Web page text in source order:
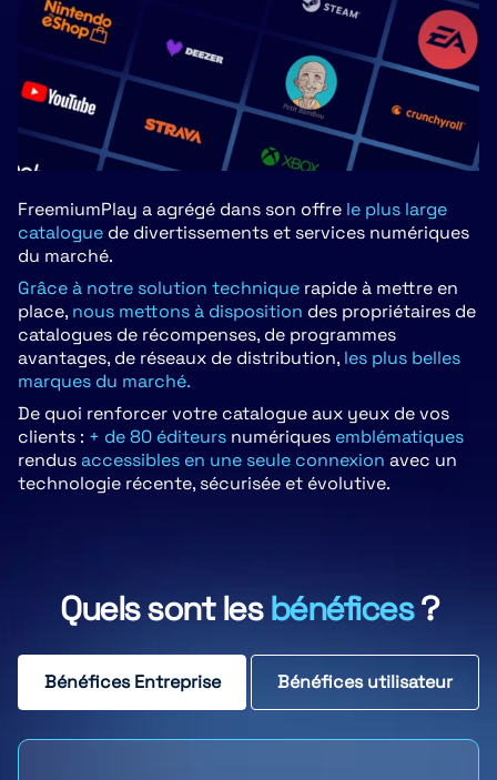
FreemiumPlay a agrégé dans son offre le plus large
catalogue de divertissements et services numériques
du marché.
Grâce à notre solution technique rapide à mettre en
place, nous mettons à disposition des propriétaires de
catalogues de récompenses, de programmes
avantages, de réseaux de distribution, les plus belles
marques du marché.
De quoi renforcer votre catalogue aux yeux de vos
clients : + de 80 éditeurs numériques emblématiques
rendusaccessibles en une seule connexion avec un
technologie récente, sécurisée et évolutive.
Quels sont lesbénéfices?
Bénéfices Entreprise Bénéfices utilisateur